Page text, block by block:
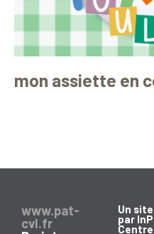
mon assiette en
www.pat-
cvl.fr
Un
par
Centre